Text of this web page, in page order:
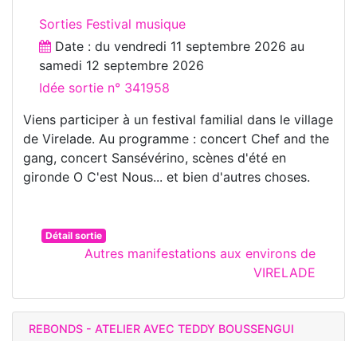
Sorties Festival musique
Date : du vendredi 11 septembre 2026 au
samedi 12 septembre 2026
Idée sortie n° 341958
Viens participer à un festival familial dans le village
de Virelade. Au programme : concert Chef and the
gang, concert Sansévérino, scènes d'été en
gironde O C'est Nous... et bien d'autres choses.
Détail sortie
Autres manifestations aux environs de
VIRELADE
REBONDS - ATELIER AVEC TEDDY BOUSSENGUI